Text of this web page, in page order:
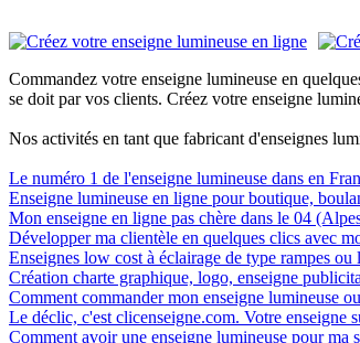
Commandez votre enseigne lumineuse en
se doit par vos clients. Créez votre enseigne
Nos activités en tant que fabricant d'enseignes
Le numéro 1 de l'enseigne lumineuse dans en
Enseigne lumineuse en ligne pour boutique,
Mon enseigne en ligne pas chère dans le 04
Développer ma clientèle en quelques clics avec
Enseignes low cost à éclairage de type rampes
Création charte graphique, logo, enseigne
Comment commander mon enseigne lumineuse
Le déclic, c'est clicenseigne.com. Votre enseigne
Comment avoir une enseigne lumineuse pour ma